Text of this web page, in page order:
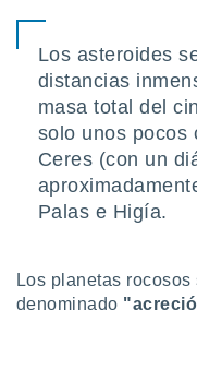
en
un
o acceder
Los asteroides
distancias
masa total del
solo unos pocos
Ceres (con un
Palas e Higía.
Los planetas
denominado